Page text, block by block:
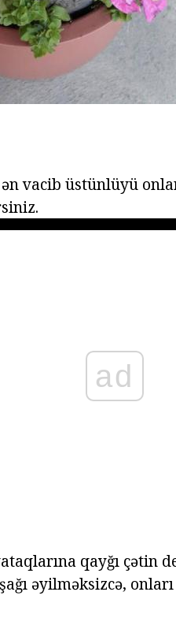
vacib üstünlüyü
ad
qayğı çətin
əyilməksizcə,